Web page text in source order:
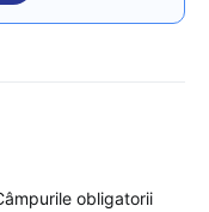
obligatorii